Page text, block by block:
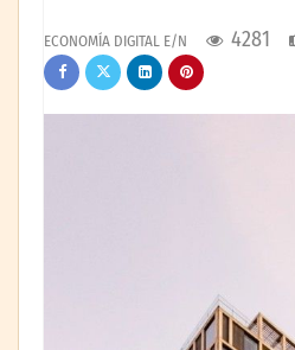
ECONOMÍA DIGITAL E/N 4281